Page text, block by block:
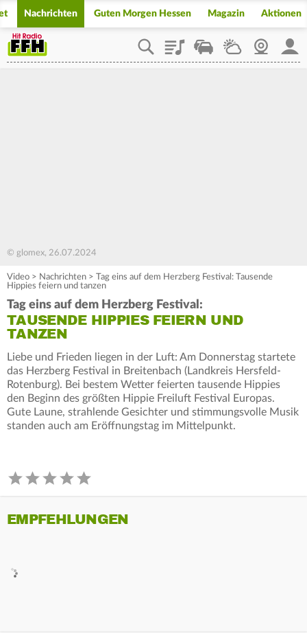
Nachrichten Guten Morgen Hessen Magazin Aktionen
PlaylistStaupilotWetterWebcam
© glomex, 26.07.2024
Video > Nachrichten > Tag eins auf dem Herzberg Festival: Tausende
Hippies feiern und tanzen
Tag eins auf dem Herzberg Festival:
TAUSENDE HIPPIES FEIERN UND
TANZEN
Liebe und Frieden liegen in der Luft: Am Donnerstag startete
das Herzberg Festival in Breitenbach (Landkreis Hersfeld-
Rotenburg). Bei bestem Wetter feierten tausende Hippies
den Beginn des größten Hippie Freiluft Festival Europas.
Gute Laune, strahlende Gesichter und stimmungsvolle Musik
standen auch am Eröffnungstag im Mittelpunkt.
EMPFEHLUNGEN